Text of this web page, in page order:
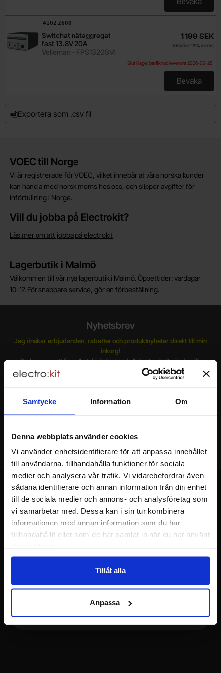
Samtycke Information Om
Denna webbplats använder cookies
Vi använder enhetsidentifierare för att anpassa innehållet
till användarna, tillhandahålla funktioner för sociala
medier och analysera vår trafik. Vi vidarebefordrar även
sådana identifierare och annan information från din enhet
till de sociala medier och annons- och analysföretag som
vi samarbetar med. Dessa kan i sin tur kombinera
informationen med annan information som du har
tillhandahållit eller som de har samlat in när du har använt
Tillåt alla
Anpassa
,
Switchat nätaggregat
fast 13.8V 20A
Velleman - FPS1320SM
Art. nr
4102 2600
Slut i lager, beräknad leverans 2026-09-28
1 199 SEK
Inklusive 25% moms
Bevaka
,
Exportera som .csv fil
Kort allmän information
VOEC till Norge
Vi är registrerade för VOEC, vilket innebär at våra norska kunder
kan handla med norsk moms hos oss, och slipper avgifter för
införtullning i Norge.
Vill du jobba på Electrokit?
Läs mer om att jobba på electrokit
Lagerbutik i Malmö
Välkommen till vår nya lagerbutik i Malmö. Öppettider: vardagar
10-17. För snabbare service, gör en förbeställning.
Nyhetsbrev
Jag önskar erbjudanden, rabatter och produktnyheter direkt till min
inkorg!
Du kommer att få ca 1 utskick / månad. Avbryt enkelt när du vill.
Ditt namn
Din e-post
Sidfot Blandad info och länkar
Att handla hos oss
Kundtjänst
Tryggt och säkert